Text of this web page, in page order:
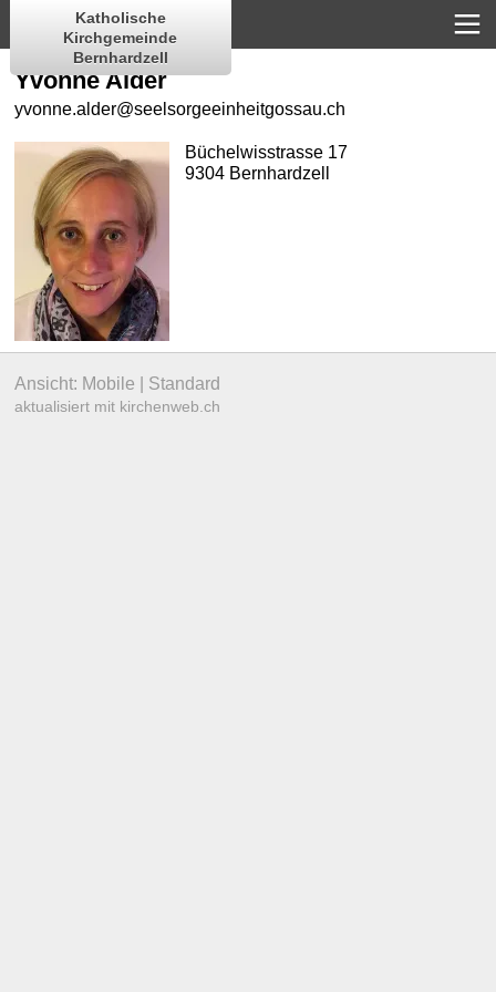
Katholische
Kirchgemeinde
Bernhardzell
Yvonne Alder
yvonne.alder@seelsorgeeinheitgossau.ch
Büchelwisstrasse 17
9304 Bernhardzell
Ansicht: Mobile Standard
aktualisiert mit kirchenweb.ch